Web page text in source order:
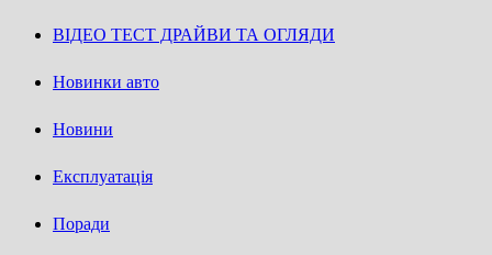
ВІДЕО ТЕСТ ДРАЙВИ ТА ОГЛЯДИ
Новинки авто
Новини
Експлуатація
Поради